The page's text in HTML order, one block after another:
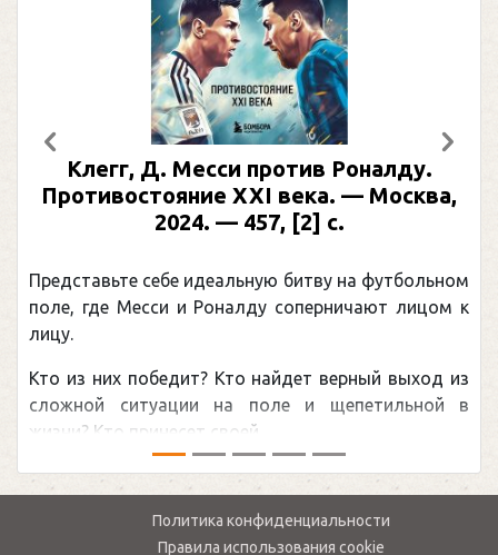
Клегг, Д. Месси против Роналду.
XXI века. — Москва,
2024. — 457, [2] с.
себе идеальную битву на футбольном
где Месси и Роналду соперничают лицом к
из них победит? Кто найдет верный выход из
ситуации на поле и щепетильной в
Кто принесет своей ...
Предыдущий
Политика конфиденциальности
Правила использования cookie